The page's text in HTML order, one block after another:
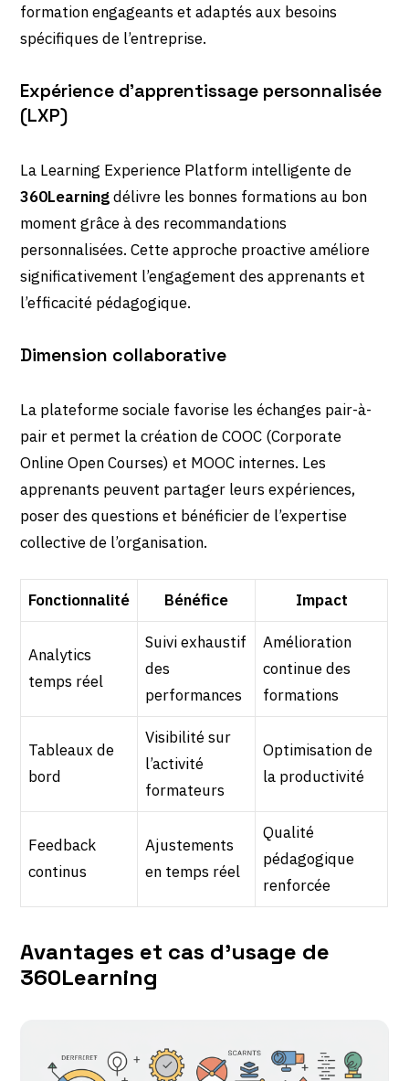
formation engageants et adaptés aux besoins
spécifiques de l’entreprise.
Expérience d’apprentissage personnalisée
(LXP)
La Learning Experience Platform intelligente de
360Learningdélivre les bonnes formations au bon
moment grâce à des recommandations
personnalisées. Cette approche proactive améliore
significativement l’engagement des apprenants et
l’efficacité pédagogique.
Dimension collaborative
La plateforme sociale favorise les échanges pair-à-
pair et permet la création de COOC (Corporate
Online Open Courses) et MOOC internes. Les
apprenants peuvent partager leurs expériences,
poser des questions et bénéficier de l’expertise
collective de l’organisation.
Fonctionnalité Bénéfice Impact
Analytics
temps réel
Suivi exhaustif
des
performances
Amélioration
continue des
formations
Tableaux de
bord
Visibilité sur
l’activité
formateurs
Optimisation de
la productivité
Feedback
continus
Ajustements
en temps réel
Qualité
pédagogique
renforcée
Avantages et cas d’usage de
360Learning